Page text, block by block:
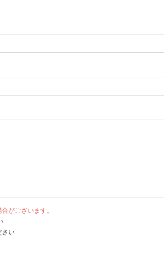
がございます。
さい